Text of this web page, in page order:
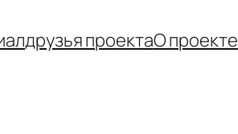
друзья проектаО проекте